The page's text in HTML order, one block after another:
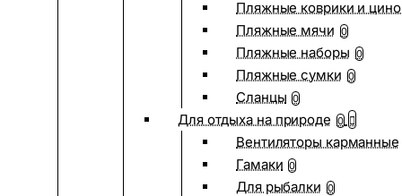
Пляжные коврики и
Пляжные мячи 0
Пляжные наборы 0
Пляжные сумки 0
Сланцы 0
Для отдыха на природе 0
Вентиляторы карманные
Гамаки 0
Для рыбалки 0